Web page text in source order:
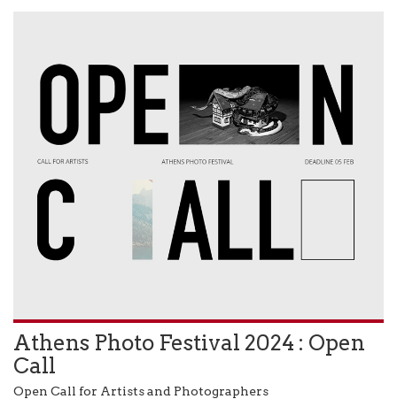
Athens Photo Festival 2024 : Open
Call
Open Call for Artists and Photographers